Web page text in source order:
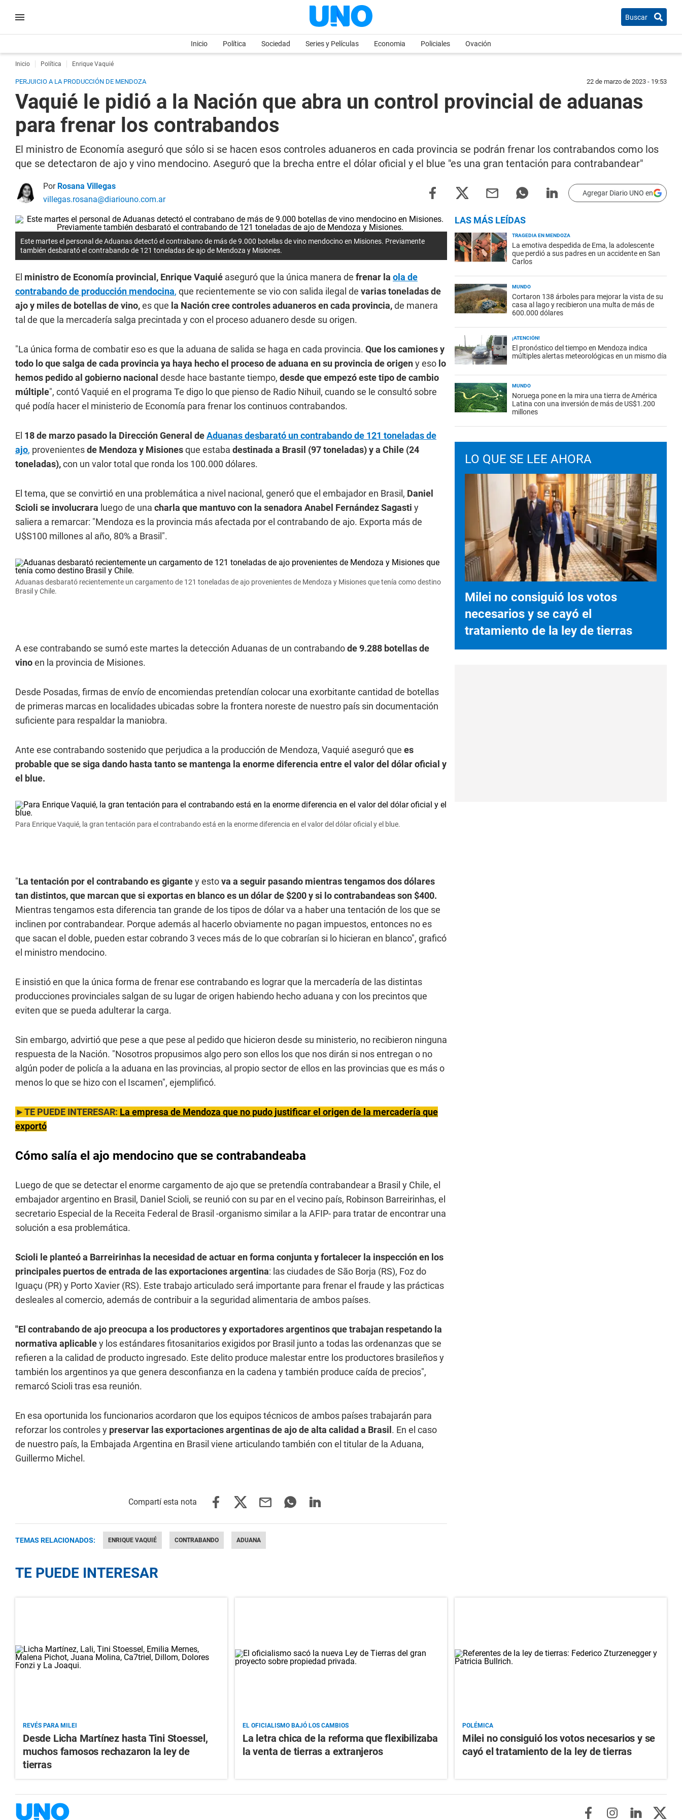
Buscar
Inicio Política Sociedad Series y Películas Economia Policiales Ovación
Inicio Política Enrique Vaquié
PERJUICIO A LA PRODUCCIÓN DE MENDOZA 22 de marzo de 2023 - 19:53
Vaquié le pidió a la Nación que abra un control provincial de aduanas
para frenar los contrabandos
El ministro de Economía aseguró que sólo si se hacen esos controles aduaneros en cada provincia se podrán frenar los contrabandos como los
que se detectaron de ajo y vino mendocino. Aseguró que la brecha entre el dólar oficial y el blue "es una gran tentación para contrabandear"
Por Rosana Villegas
villegas.rosana@diariouno.com.ar
Agregar Diario UNO en
Este martes el personal de Aduanas detectó el contrabano de más de 9.000 botellas de vino mendocino en Misiones. Previamente
también desbarató el contrabando de 121 toneladas de ajo de Mendoza y Misiones.
El ministro de Economía provincial, Enrique Vaquié aseguró que la única manera de frenar la ola de
contrabando de producción mendocina, que recientemente se vio con salida ilegal de varias toneladas de
ajo y miles de botellas de vino,es que la Nación cree controles aduaneros en cada provincia,de manera
tal de que la mercadería salga precintada y con el proceso aduanero desde su origen.
"La única forma de combatir eso es que la aduana de salida se haga en cada provincia. Que los camiones y
todo lo que salga de cada provincia ya haya hecho el proceso de aduana en su provincia de origeny eso lo
hemos pedido al gobierno nacional desde hace bastante tiempo, desde que empezó este tipo de cambio
múltiple", contó Vaquié en el programa Te digo lo que pienso de Radio Nihuil, cuando se le consultó sobre
qué podía hacer el ministerio de Economía para frenar los continuos contrabandos.
El 18 de marzo pasado la Dirección General deAduanas desbarató un contrabando de 121 toneladas de
ajo, provenientesde Mendoza y Misionesque estaba destinada a Brasil (97 toneladas) y a Chile (24
toneladas),con un valor total que ronda los 100.000 dólares.
El tema, que se convirtió en una problemática a nivel nacional, generó que el embajador en Brasil, Daniel
Scioli se involucrara luego de una charla que mantuvo con la senadora Anabel Fernández Sagasti y
saliera a remarcar: "Mendoza es la provincia más afectada por el contrabando de ajo. Exporta más de
U$S100 millones al año, 80% a Brasil".
Aduanas desbarató recientemente un cargamento de 121 toneladas de ajo provenientes de Mendoza y Misiones que tenía como destino
Brasil y Chile.
A ese contrabando se sumó este martes la detección Aduanas de un contrabandode 9.288 botellas de
vinoen la provincia de Misiones.
Desde Posadas, firmas de envío de encomiendas pretendían colocar una exorbitante cantidad de botellas
de primeras marcas en localidades ubicadas sobre la frontera noreste de nuestro país sin documentación
suficiente para respaldar la maniobra.
Ante ese contrabando sostenido que perjudica a la producción de Mendoza, Vaquié aseguró que es
probable que se siga dando hasta tanto se mantenga la enorme diferencia entre el valor del dólar oficial y
el blue.
Para Enrique Vaquié, la gran tentación para el contrabando está en la enorme diferencia en el valor del dólar oficial y el blue.
"La tentación por el contrabando es gigantey estova a seguir pasando mientras tengamos dos dólares
tan distintos, que marcan que si exportas en blanco es un dólar de $200 y si lo contrabandeas son $400.
Mientras tengamos esta diferencia tan grande de los tipos de dólar va a haber una tentación de los que se
inclinen por contrabandear. Porque además al hacerlo obviamente no pagan impuestos, entonces no es
que sacan el doble, pueden estar cobrando 3 veces más de lo que cobrarían si lo hicieran en blanco", graficó
el ministro mendocino.
E insistió en que la única forma de frenar ese contrabando es lograr que la mercadería de las distintas
producciones provinciales salgan de su lugar de origen habiendo hecho aduana y con los precintos que
eviten que se pueda adulterar la carga.
Sin embargo, advirtió que pese a que pese al pedido que hicieron desde su ministerio, no recibieron ninguna
respuesta de la Nación. "Nosotros propusimos algo pero son ellos los que nos dirán si nos entregan o no
algún poder de policía a la aduana en las provincias, al propio sector de ellos en las provincias que es más o
menos lo que se hizo con el Iscamen", ejemplificó.
►TE PUEDE INTERESAR: La empresa de Mendoza que no pudo justificar el origen de la mercadería que
exportó
Cómo salía el ajo mendocino que se contrabandeaba
Luego de que se detectar el enorme cargamento de ajo que se pretendía contrabandear a Brasil y Chile, el
embajador argentino en Brasil, Daniel Scioli, se reunió con su par en el vecino país, Robinson Barreirinhas, el
secretario Especial de la Receita Federal de Brasil -organismo similar a la AFIP- para tratar de encontrar una
solución a esa problemática.
Scioli le planteó a Barreirinhas la necesidad de actuar en forma conjunta y fortalecer la inspección en los
principales puertos de entrada de las exportaciones argentina: las ciudades de São Borja (RS), Foz do
Iguaçu (PR) y Porto Xavier (RS). Este trabajo articulado será importante para frenar el fraude y las prácticas
desleales al comercio, además de contribuir a la seguridad alimentaria de ambos países.
"El contrabando de ajo preocupa a los productores y exportadores argentinos que trabajan respetando la
normativa aplicabley los estándares fitosanitarios exigidos por Brasil junto a todas las ordenanzas que se
refieren a la calidad de producto ingresado. Este delito produce malestar entre los productores brasileños y
también los argentinos ya que genera desconfianza en la cadena y también produce caída de precios",
remarcó Scioli tras esa reunión.
En esa oportunida los funcionarios acordaron que los equipos técnicos de ambos países trabajarán para
reforzar los controles y preservar las exportaciones argentinas de ajo de alta calidad a Brasil . En el caso
de nuestro país, la Embajada Argentina en Brasil viene articulando también con el titular de la Aduana,
Guillermo Michel.
TEMAS RELACIONADOS: ENRIQUE VAQUIÉ CONTRABANDO ADUANA
LAS MÁS LEÍDAS
TRAGEDIA EN MENDOZA
La emotiva despedida de Ema, la adolescente
que perdió a sus padres en un accidente en San
Carlos
MUNDO
Cortaron 138 árboles para mejorar la vista de su
casa al lago y recibieron una multa de más de
600.000 dólares
¡ATENCIÓN!
El pronóstico del tiempo en Mendoza indica
múltiples alertas meteorológicas en un mismo día
MUNDO
Noruega pone en la mira una tierra de América
Latina con una inversión de más de US$1.200
millones
LO QUE SE LEE AHORA
Milei no consiguió los votos
necesarios y se cayó el
tratamiento de la ley de tierras
TE PUEDE INTERESAR
REVÉS PARA MILEI
Desde Licha Martínez hasta Tini Stoessel,
muchos famosos rechazaron la ley de
tierras
EL OFICIALISMO BAJÓ LOS CAMBIOS
La letra chica de la reforma que flexibilizaba
la venta de tierras a extranjeros
POLÉMICA
Milei no consiguió los votos necesarios y se
cayó el tratamiento de la ley de tierras